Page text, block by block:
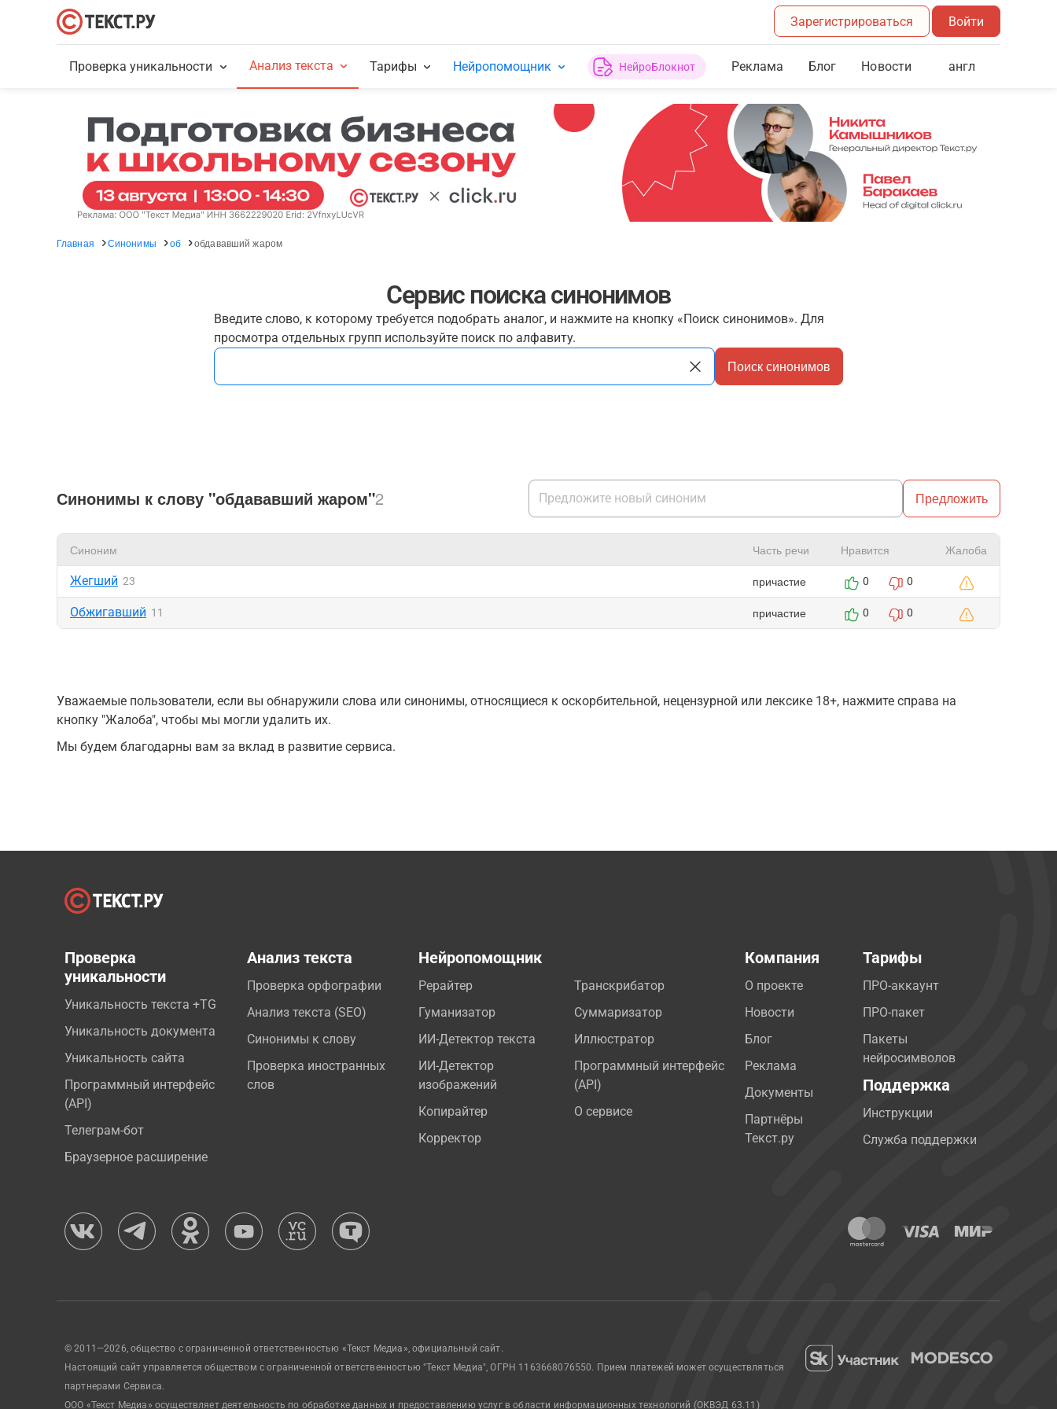
Зарегистрироваться Войти
Проверка уникальности Анализ текста Тарифы Нейропомощник НейроБлокнот Реклама Блог Новости англ
Главная Синонимы об обдававший жаром
Сервис поиска синонимов
Введите слово, к которому требуется подобрать аналог, и нажмите на кнопку «Поиск синонимов». Для
просмотра отдельных групп используйте поиск по алфавиту.
Поиск синонимов
Синонимы к слову "обдававший жаром"2 Предложить
Синоним Часть речи Нравится Жалоба
Жегший 23 причастие 0 0
Обжигавший 11 причастие 0 0
Уважаемые пользователи, если вы обнаружили слова или синонимы, относящиеся к оскорбительной, нецензурной или лексике 18+, нажмите справа на
кнопку "Жалоба", чтобы мы могли удалить их.
Мы будем благодарны вам за вклад в развитие сервиса.
Проверка
уникальности
Уникальность текста +TG
Уникальность документа
Уникальность сайта
Программный интерфейс
(API)
Телеграм-бот
Браузерное расширение
Анализ текста
Проверка орфографии
Анализ текста (SEO)
Синонимы к слову
Проверка иностранных
слов
Нейропомощник
Рерайтер
Гуманизатор
ИИ-Детектор текста
ИИ-Детектор
изображений
Копирайтер
Корректор
Транскрибатор
Суммаризатор
Иллюстратор
Программный интерфейс
(API)
О сервисе
Компания
О проекте
Новости
Блог
Реклама
Документы
Партнёры
Текст.ру
Тарифы
ПРО-аккаунт
ПРО-пакет
Пакеты
нейросимволов
Поддержка
Инструкции
Служба поддержки
© 2011—2026, общество с ограниченной ответственностью «Текст Медиа», официальный сайт.
Настоящий сайт управляется обществом с ограниченной ответственностью "Текст Медиа", ОГРН 1163668076550. Прием платежей может осуществляться
партнерами Сервиса.
ООО «Текст Медиа» осуществляет деятельность по обработке данных и предоставлению услуг в области информационных технологий (ОКВЭД 63.11)